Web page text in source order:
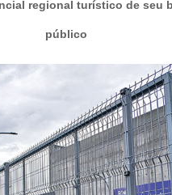
regional turístico de seu
público